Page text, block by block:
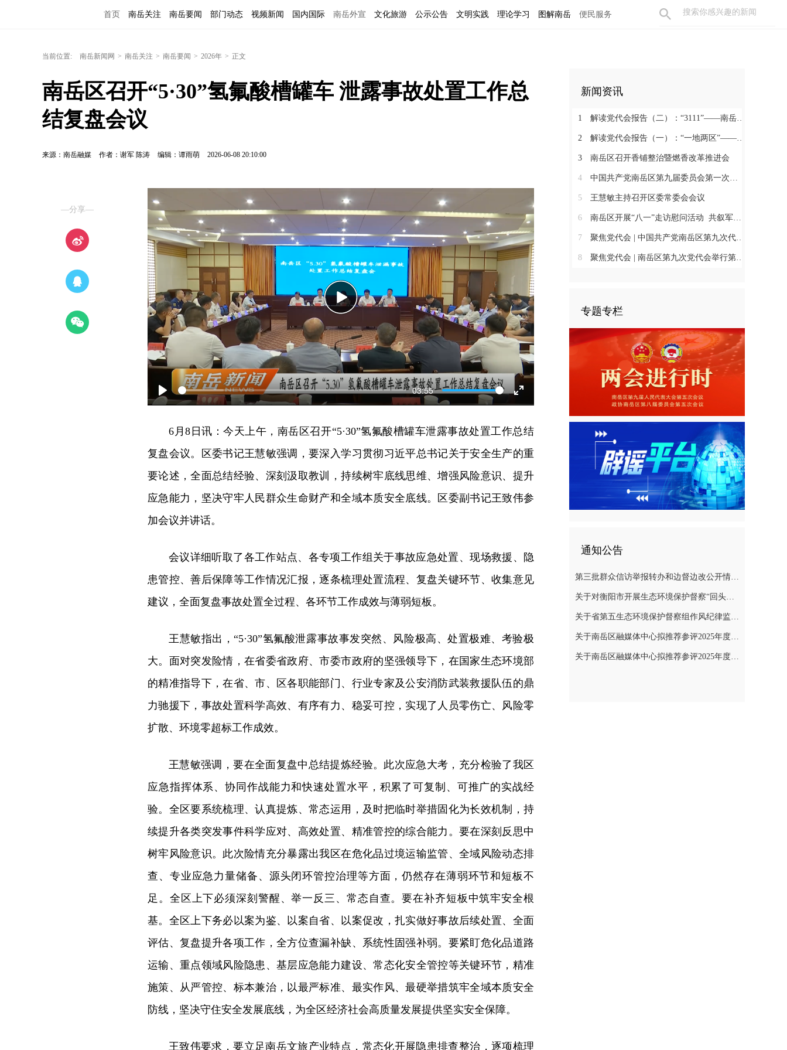
首页 南岳关注 南岳要闻 部门动态 视频新闻 国内国际 南岳外宣 文化旅游 公示公告 文明实践 理论学习 图解南岳 便民服务
当前位置: 南岳新闻网 > 南岳关注 > 南岳要闻 > 2026年 > 正文
南岳区召开“5·30”氢氟酸槽罐车 泄露事故处置工作总
结复盘会议
来源：南岳融媒 作者：谢军 陈涛 编辑：谭雨萌 2026-06-08 20:10:00
—分享—
Play
03:55
Enter
fullscreen
Play
6月8日讯：今天上午，南岳区召开“5·30”氢氟酸槽罐车泄露事故处置工作总结
复盘会议。区委书记王慧敏强调，要深入学习贯彻习近平总书记关于安全生产的重
要论述，全面总结经验、深刻汲取教训，持续树牢底线思维、增强风险意识、提升
应急能力，坚决守牢人民群众生命财产和全域本质安全底线。区委副书记王致伟参
加会议并讲话。
会议详细听取了各工作站点、各专项工作组关于事故应急处置、现场救援、隐
患管控、善后保障等工作情况汇报，逐条梳理处置流程、复盘关键环节、收集意见
建议，全面复盘事故处置全过程、各环节工作成效与薄弱短板。
王慧敏指出，“5·30”氢氟酸泄露事故事发突然、风险极高、处置极难、考验极
大。面对突发险情，在省委省政府、市委市政府的坚强领导下，在国家生态环境部
的精准指导下，在省、市、区各职能部门、行业专家及公安消防武装救援队伍的鼎
力驰援下，事故处置科学高效、有序有力、稳妥可控，实现了人员零伤亡、风险零
扩散、环境零超标工作成效。
王慧敏强调，要在全面复盘中总结提炼经验。此次应急大考，充分检验了我区
应急指挥体系、协同作战能力和快速处置水平，积累了可复制、可推广的实战经
验。全区要系统梳理、认真提炼、常态运用，及时把临时举措固化为长效机制，持
续提升各类突发事件科学应对、高效处置、精准管控的综合能力。要在深刻反思中
树牢风险意识。此次险情充分暴露出我区在危化品过境运输监管、全域风险动态排
查、专业应急力量储备、源头闭环管控治理等方面，仍然存在薄弱环节和短板不
足。全区上下必须深刻警醒、举一反三、常态自查。要在补齐短板中筑牢安全根
基。全区上下务必以案为鉴、以案自省、以案促改，扎实做好事故后续处置、全面
评估、复盘提升各项工作，全方位查漏补缺、系统性固强补弱。要紧盯危化品道路
运输、重点领域风险隐患、基层应急能力建设、常态化安全管控等关键环节，精准
施策、从严管控、标本兼治，以最严标准、最实作风、最硬举措筑牢全域本质安全
防线，坚决守住安全发展底线，为全区经济社会高质量发展提供坚实安全保障。
王致伟要求，要立足南岳文旅产业特点，常态化开展隐患排查整治，逐项梳理
新闻资讯
1 解读党代会报告（二）：“3111”——南岳未来五年的硬核目标
2 解读党代会报告（一）：“一地两区”——南岳未来五年的发展总坐标
3 南岳区召开香铺整治暨燃香改革推进会
4 中国共产党南岳区第九届委员会第一次全体会议召开 王慧敏当选为中共南岳区委书记
5 王慧敏主持召开区委常委会会议
6 南岳区开展“八一”走访慰问活动 共叙军民鱼水情
7 聚焦党代会 | 中国共产党南岳区第九次代表大会胜利闭幕
8 聚焦党代会 | 南岳区第九次党代会举行第二次全体会议
专题专栏
通知公告
第三批群众信访举报转办和边督边改公开情况一览表
关于对衡阳市开展生态环境保护督察“回头看”的公告
关于省第五生态环境保护督察组作风纪律监督举报方式的公告
关于南岳区融媒体中心拟推荐参评2025年度“湖南广播电视奖”县融专项奖评选作品的公示
关于南岳区融媒体中心拟推荐参评2025年度湖南新闻奖作品的公示